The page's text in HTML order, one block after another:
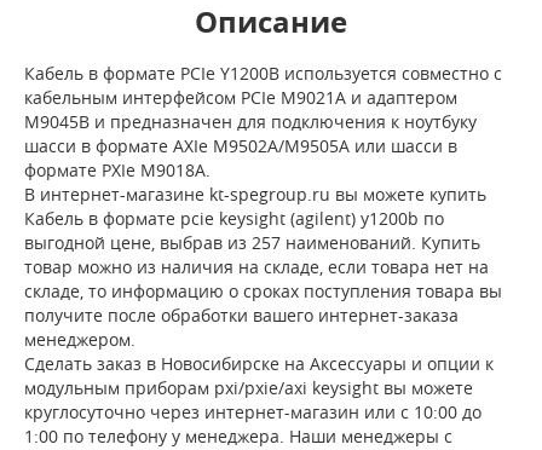
Описание
Кабель в формате PCIe Y1200B используется совместно с
кабельным интерфейсом PCIe M9021A и адаптером
M9045B и предназначен для подключения к ноутбуку
шасси в формате AXIe M9502A/M9505A или шасси в
формате PXIe M9018A.
В интернет-магазине kt-spegroup.ru вы можете купить
Кабель в формате pcie keysight (agilent) y1200b по
выгодной цене, выбрав из 257 наименований. Купить
товар можно из наличия на складе, если товара нет на
складе, то информацию о сроках поступления товара вы
получите после обработки вашего интернет-заказа
менеджером.
Сделать заказ в Новосибирске на Аксессуары и опции к
модульным приборам pxi/pxie/axi keysight вы можете
круглосуточно через интернет-магазин или с 10:00 до
1:00 по телефону у менеджера. Наши менеджеры с